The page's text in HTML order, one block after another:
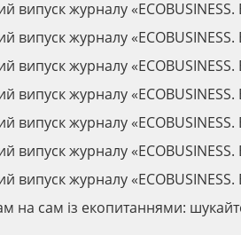
випуск журналу
випуск журналу
випуск журналу
випуск журналу
випуск журналу
випуск журналу
випуск журналу
на сам із екопитаннями: